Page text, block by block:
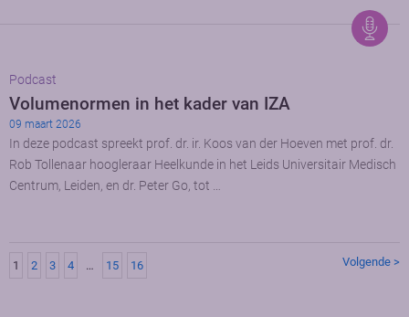
Podcast
Volumenormen in het kader van IZA
09 maart 2026
In deze podcast spreekt prof. dr. ir. Koos van der Hoeven met prof. dr.
Rob Tollenaar hoogleraar Heelkunde in het Leids Universitair Medisch
Centrum, Leiden, en dr. Peter Go, tot …
1 2 3 4 … 15 16 Volgende >